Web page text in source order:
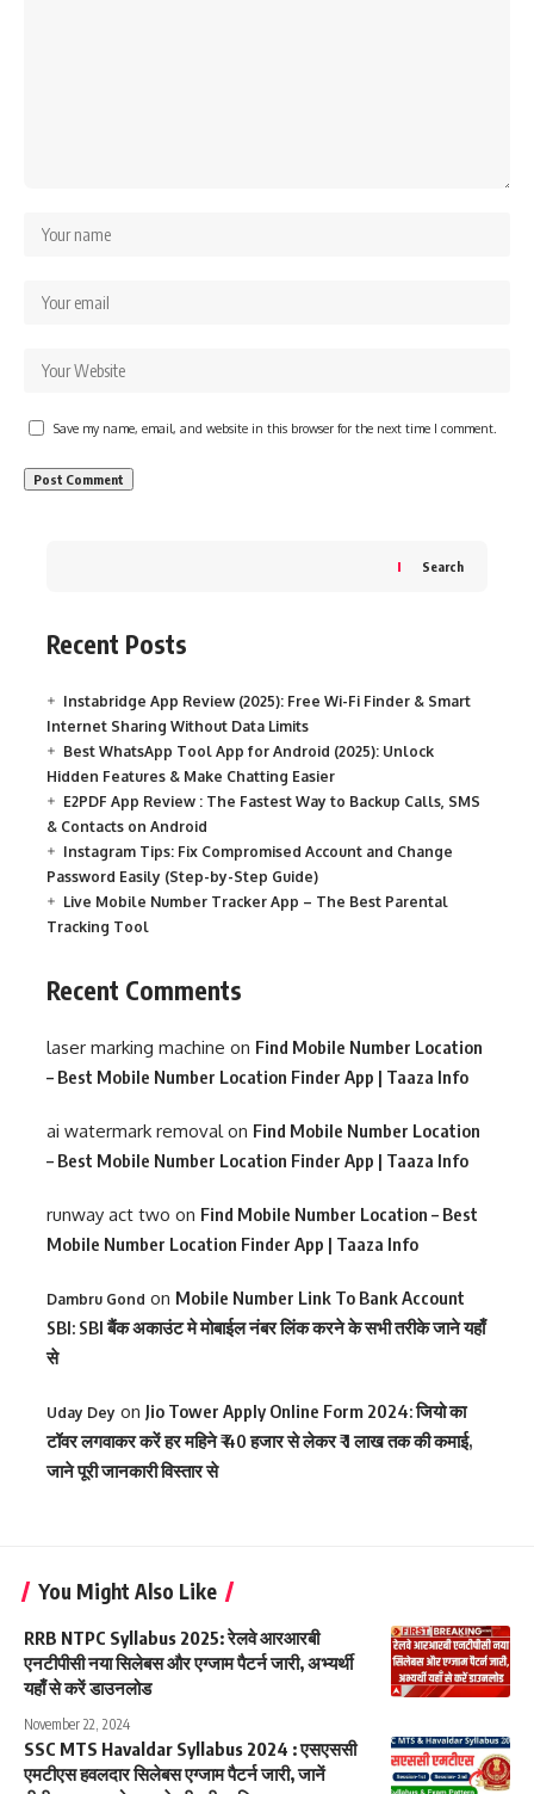
Save my name, email, and website in this browser for the next time I comment.
Search
Recent Posts
Instabridge App Review (2025): Free Wi-Fi Finder & Smart
Internet Sharing Without Data Limits
Best WhatsApp Tool App for Android (2025): Unlock
Hidden Features & Make Chatting Easier
E2PDF App Review : The Fastest Way to Backup Calls, SMS
& Contacts on Android
Instagram Tips: Fix Compromised Account and Change
Password Easily (Step-by-Step Guide)
Live Mobile Number Tracker App – The Best Parental
Tracking Tool
Recent Comments
laser marking machine on Find Mobile Number Location
– Best Mobile Number Location Finder App | Taaza Info
ai watermark removalon Find Mobile Number Location
– Best Mobile Number Location Finder App | Taaza Info
runway act two on Find Mobile Number Location – Best
Mobile Number Location Finder App | Taaza Info
Dambru Gond on Mobile Number Link To Bank Account
SBI: SBI बैंक अकाउंट मे मोबाईल नंबर लिंक करने के सभी तरीके जाने यहाँ
से
Uday Dey on Jio Tower Apply Online Form 2024: जियो का
टॉवर लगवाकर करें हर महिने ₹ 40 हजार से लेकर ₹ 1 लाख तक की कमाई,
जाने पूरी जानकारी विस्तार से
You Might Also Like
RRB NTPC Syllabus 2025: रेलवे आरआरबी
एनटीपीसी नया सिलेबस और एग्जाम पैटर्न जारी, अभ्यर्थी
यहाँ से करें डाउनलोड
November 22, 2024
SSC MTS Havaldar Syllabus 2024 : एसएससी
एमटीएस हवलदार सिलेबस एग्जाम पैटर्न जारी, जानें